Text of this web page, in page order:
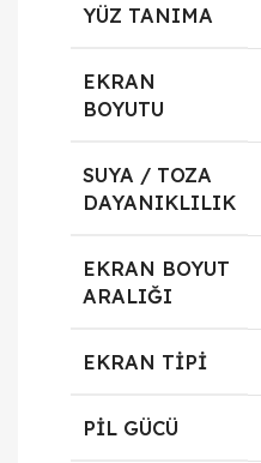
YÜZ TANIMA
EKRAN
BOYUTU
SUYA / TOZA
DAYANIKLILIK
EKRAN BOYUT
ARALIĞI
EKRAN TIPI
PIL GÜCÜ